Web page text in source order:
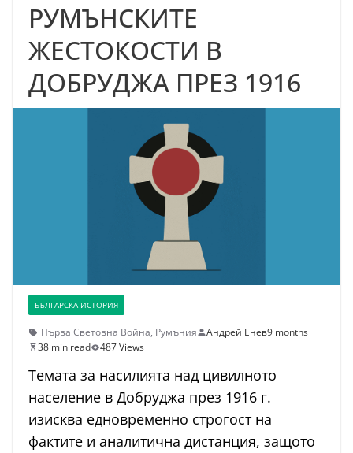
РУМЪНСКИТЕ
ЖЕСТОКОСТИ В
ДОБРУДЖА ПРЕЗ 1916
БЪЛГАРСКА ИСТОРИЯ
Първа Световна Война, Румъния Андрей Енев9 months
38 min read
487 Views
Темата за насилията над цивилното
население в Добруджа през 1916 г.
изисква едновременно строгост на
фактите и аналитична дистанция, защото